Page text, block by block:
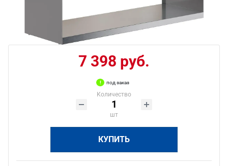
7 398 руб.
под заказ
Количество
шт
КУПИТЬ